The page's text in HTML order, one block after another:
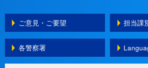
ご意見・ご要望 担当課
各警察署